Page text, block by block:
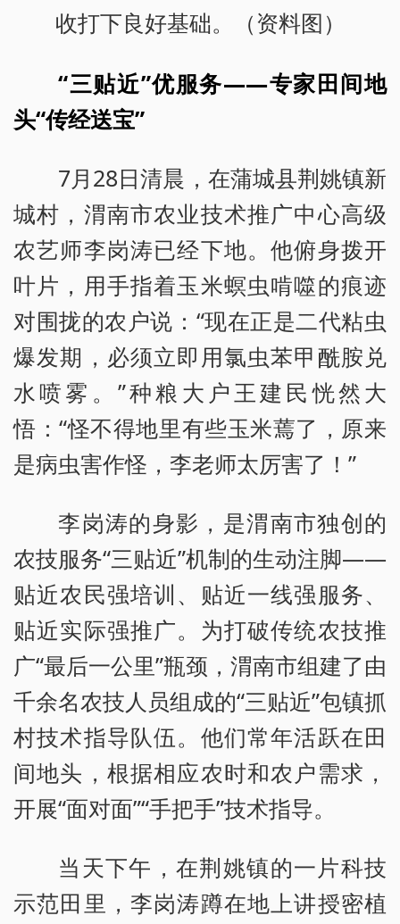
收打下良好基础。（资料图）
“三贴近”优服务——专家田间地
头“传经送宝”
7月28日清晨，在蒲城县荆姚镇新
城村，渭南市农业技术推广中心高级
农艺师李岗涛已经下地。他俯身拨开
叶片，用手指着玉米螟虫啃噬的痕迹
对围拢的农户说：“现在正是二代粘虫
爆发期，必须立即用氯虫苯甲酰胺兑
水喷雾。”种粮大户王建民恍然大
悟：“怪不得地里有些玉米蔫了，原来
是病虫害作怪，李老师太厉害了！”
李岗涛的身影，是渭南市独创的
农技服务“三贴近”机制的生动注脚——
贴近农民强培训、贴近一线强服务、
贴近实际强推广。为打破传统农技推
广“最后一公里”瓶颈，渭南市组建了由
千余名农技人员组成的“三贴近”包镇抓
村技术指导队伍。他们常年活跃在田
间地头，根据相应农时和农户需求，
开展“面对面”“手把手”技术指导。
当天下午，在荆姚镇的一片科技
示范田里，李岗涛蹲在地上讲授密植